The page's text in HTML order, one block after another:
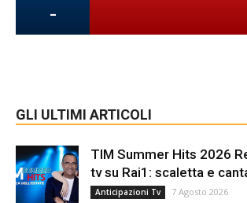
-
GLI ULTIMI ARTICOLI
TIM Summer Hits 2026
tv su Rai1: scaletta e
Anticipazioni Tv 7 Agosto 2026